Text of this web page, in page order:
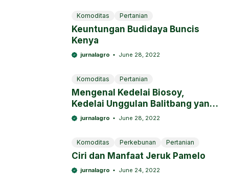
Komoditas Pertanian
Keuntungan Budidaya Buncis
Kenya
jurnalagro June 28, 2022
Komoditas Pertanian
Mengenal Kedelai Biosoy,
Kedelai Unggulan Balitbang yang
Digemari Petani
jurnalagro June 28, 2022
Komoditas Perkebunan Pertanian
Ciri dan Manfaat Jeruk Pamelo
jurnalagro June 24, 2022